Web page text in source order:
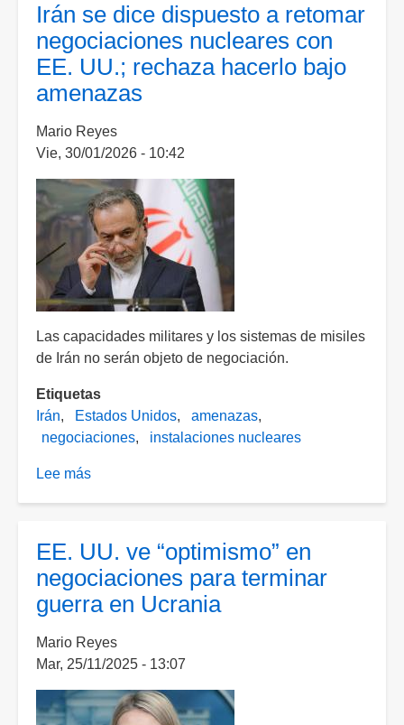
Estados
Unidos
sostendrán
nueva
de
negociaciones
próxima
semana
Irán se dice dispuesto a retomar
negociaciones nucleares con
EE. UU.; rechaza hacerlo bajo
amenazas
Mario Reyes
Vie, 30/01/2026 - 10:42
Las capacidades militares y los sistemas de misiles
de Irán no serán objeto de negociación.
Etiquetas
Irán
Estados Unidos
amenazas
negociaciones
instalaciones nucleares
Lee más
dispuesto
a
retomar
nucleares
con
EE.
UU.;
EE. UU. ve “optimismo” en
negociaciones para terminar
guerra en Ucrania
Mario Reyes
Mar, 25/11/2025 - 13:07